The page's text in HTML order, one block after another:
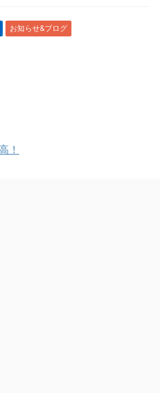
お知らせ&ブログ
！